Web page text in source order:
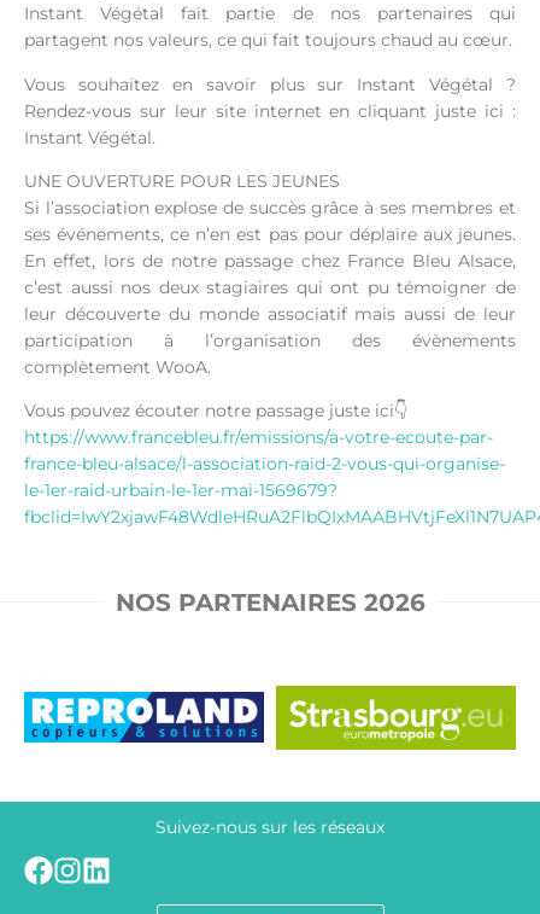
Instant Végétal fait partie de nos partenaires qui
partagent nos valeurs, ce qui fait toujours chaud au cœur.
Vous souhaitez en savoir plus sur Instant Végétal ?
Rendez-vous sur leur site internet en cliquant juste ici :
Instant Végétal.
UNE OUVERTURE POUR LES JEUNES
Si l’association explose de succès grâce à ses membres et
ses événements, ce n’en est pas pour déplaire aux jeunes.
En effet, lors de notre passage chez France Bleu Alsace,
c’est aussi nos deux stagiaires qui ont pu témoigner de
leur découverte du monde associatif mais aussi de leur
participation à l’organisation des évènements
complètement WooA.
Vous pouvez écouter notre passage juste ici👇
https://www.francebleu.fr/emissions/a-votre-ecoute-par-
france-bleu-alsace/l-association-raid-2-vous-qui-organise-
le-1er-raid-urbain-le-1er-mai-1569679?
NOS PARTENAIRES 2026
Suivez-nous sur les réseaux